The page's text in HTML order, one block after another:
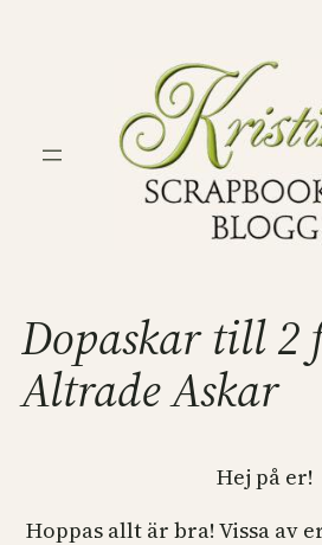
Dopaskar till 2
Altrade Askar
Hej på er!
Hoppas allt är bra! Vissa av